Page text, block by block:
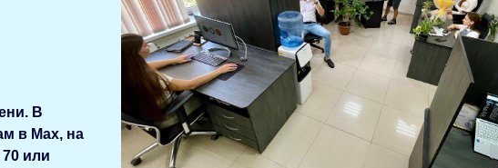
В
в Мах, на
или